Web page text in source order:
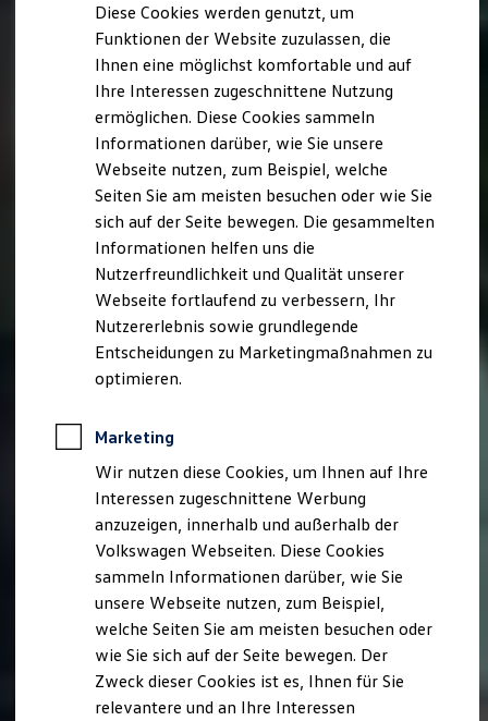
Für Privatkunden
Für Gewerbekunden
Leasing
Für Privatkunden
Für Gewerbekunden
Versicherungen & Garantien
Garantien
Kfz-Versicherung für Nutzfahrzeuge
Restschuldversicherung
Wartungsverträge
Besitzer & Service
Reparatur & Service
Sommer-Special
Reparatur, Pflege & Inspektion
Servicetermin anfragen
Service-Vorteile bei Volkswagen Nutzfahrzeuge
ServicePlus
Economy Service
Räder & Reifen Service
Ersatzfahrzeuge
Software, Konnektivität & Apps
California App
VW Connect für Ihren ID. Buzz
VW Connect für Ihren Transporter/Caravelle
VW Connect für Ihren Amarok
VW Connect für andere Modelle
Connect Pro
Fleet Interface Data
Multistop Pathfinder
Übersicht Software Updates
Hilfreiches für Besitzer
Fahrerassistenz- und Sicherheitssysteme
Kontrollleuchten
Kurzfahrprofile und Ölverdünnung
Diese Cookies werden genutzt, um
Funktionen der Website zuzulassen, die
Ihnen eine möglichst komfortable und auf
Ihre Interessen zugeschnittene Nutzung
ermöglichen. Diese Cookies sammeln
Informationen darüber, wie Sie unsere
Webseite nutzen, zum Beispiel, welche
Seiten Sie am meisten besuchen oder wie Sie
sich auf der Seite bewegen. Die gesammelten
Informationen helfen uns die
Nutzerfreundlichkeit und Qualität unserer
Webseite fortlaufend zu verbessern, Ihr
Nutzererlebnis sowie grundlegende
Entscheidungen zu Marketingmaßnahmen zu
optimieren.
Marketing
Wir nutzen diese Cookies, um Ihnen auf Ihre
Interessen zugeschnittene Werbung
anzuzeigen, innerhalb und außerhalb der
Volkswagen Webseiten. Diese Cookies
sammeln Informationen darüber, wie Sie
unsere Webseite nutzen, zum Beispiel,
welche Seiten Sie am meisten besuchen oder
wie Sie sich auf der Seite bewegen. Der
Zweck dieser Cookies ist es, Ihnen für Sie
relevantere und an Ihre Interessen